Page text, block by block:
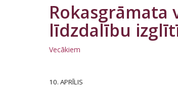
līdzdalību
Vecākiem
10. APRĪLIS